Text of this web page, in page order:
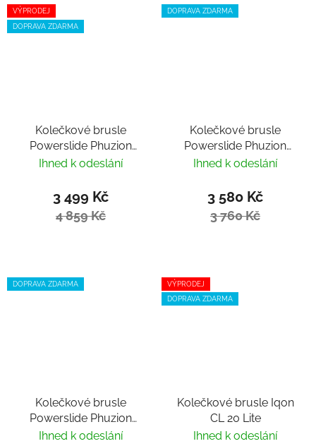
VÝPRODEJ
DOPRAVA ZDARMA
Kolečkové brusle
Powerslide Phuzion
Argon Rose 80 Trinity
Ihned k odeslání
3 499 Kč
4 859 Kč
DOPRAVA ZDARMA
Kolečkové brusle
Powerslide Phuzion
Radon Charcoal 84
Ihned k odeslání
3 580 Kč
3 760 Kč
DOPRAVA ZDARMA
Kolečkové brusle
Powerslide Phuzion
Radon Slate Grey 84
Ihned k odeslání
VÝPRODEJ
DOPRAVA ZDARMA
Kolečkové brusle Iqon
CL 20 Lite
Ihned k odeslání